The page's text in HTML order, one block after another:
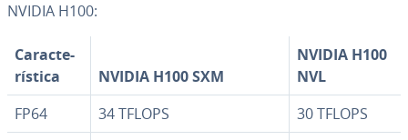
NVIDIA H100:
Ca­ra­c­te­
rí­s­ti­ca
NVIDIA H100 SXM
NVIDIA H100
NVL
FP64
34 TFLOPS
30 TFLOPS